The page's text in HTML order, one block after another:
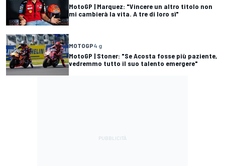
MotoGP | Marquez: "Vincere un altro titolo non
mi cambierà la vita. A tre di loro sì"
MOTOGP4 g
MotoGP | Stoner: "Se Acosta fosse più paziente,
vedremmo tutto il suo talento emergere"